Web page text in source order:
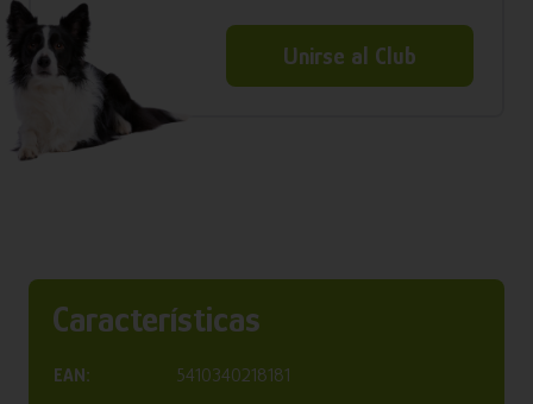
Unirse al Club
Características
EAN: 5410340218181